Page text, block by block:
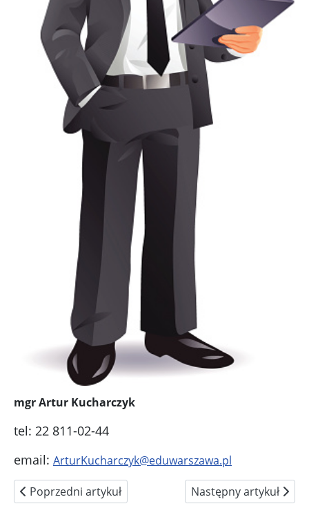
mgr Artur Kucharczyk
tel: 22 811-02-44
email: ArturKucharczyk@eduwarszawa.pl
Poprzedni artykuł: Kierownik gospodarczy
Poprzedni artykuł Następny artykuł:
Następny artykuł